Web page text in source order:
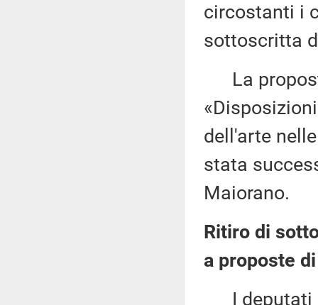
circostanti i
sottoscritta
La
dell'arte
stata
Maiorano.
Ritiro di
a proposte
I deputati